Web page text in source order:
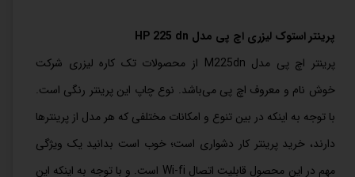
پرینتر استوک لیزری اچ پی مدل HP 225 dn
پرینتر اچ پی مدل M225dn از محصولات تک کاره لیزری شرکت
خوش نام و معروف اچ پی می‌باشد. نوع چاپ این پرینتر رنگی است.
با توجه به اینکه در بین تنوع و امکانات مختلفی که هر مدل از پرینترها
دارند، خرید پرینتر کار دشواری است؛ خوب است بدانید یک ویژگی
مهم در این محصول قابلیت اتصال Wi-fi است. و با توجه به اینکه این